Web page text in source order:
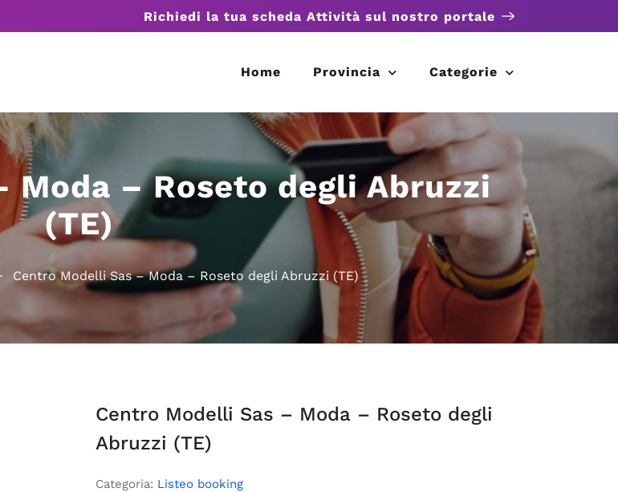
Richiedi la tua scheda Attività sul nostro portale
Home Provincia Categorie
Moda – Roseto degli Abruzzi
(TE)
Centro Modelli Sas – Moda – Roseto degli Abruzzi (TE)
Centro Modelli Sas – Moda – Roseto degli
Abruzzi (TE)
Categoria: Listeo booking